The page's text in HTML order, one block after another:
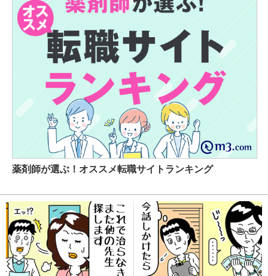
薬剤師が選ぶ！オススメ転職サイトランキング